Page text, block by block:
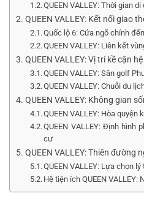
QUEEN VALLEY: Thời gian
QUEEN VALLEY: Kết nối giao
Quốc lộ 6: Cửa ngõ chính
QUEEN VALLEY: Liên kết
QUEEN VALLEY: Vị trí kề cận
QUEEN VALLEY: Sân golf
QUEEN VALLEY: Chuỗi du
QUEEN VALLEY: Không gian
QUEEN VALLEY: Hòa
QUEEN VALLEY: Định hình
cư
QUEEN VALLEY: Thiên đường
QUEEN VALLEY: Lựa chọn
Hệ tiện ích QUEEN